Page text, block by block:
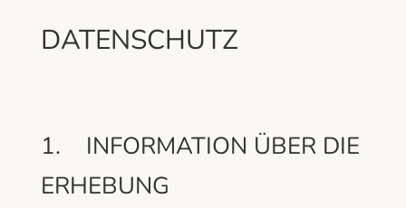
DATENSCHUTZ
1. INFORMATION ÜBER DIE
ERHEBUNG